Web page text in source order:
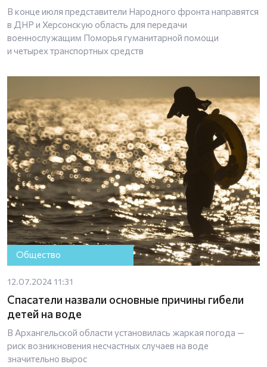
В конце июля представители Народного фронта направятся
в ДНР и Херсонскую область для передачи
военнослужащим Поморья гуманитарной помощи
и четырех транспортных средств
Общество
12.07.2024 11:31
Спасатели назвали основные причины гибели
детей на воде
В Архангельской области установилась жаркая погода —
риск возникновения несчастных случаев на воде
значительно вырос